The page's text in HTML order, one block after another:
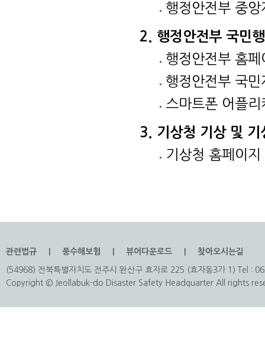
행정안전부 중
행정안전부 국민
행정안전부 홈
행정안전부 국
스마트폰 어플
기상청 기상 및 기
기상청 홈페이지
관련법규 풍수해보험 뷰어다운로드 찾아오시는길
(54968) 전북특별자치도 전주시 완산구 효자로 225 (효자동3가 1) Tel :
Copyright © Jeollabuk-do Disaster Safety Headquarter All rights